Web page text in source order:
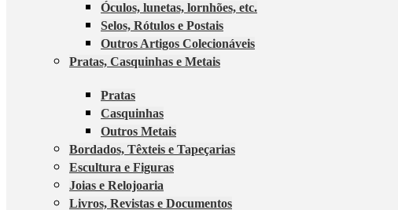
Óculos, lunetas, lornhões, etc.
Selos, Rótulos e Postais
Outros Artigos Colecionáveis
Pratas, Casquinhas e Metais
Pratas
Casquinhas
Outros Metais
Bordados, Têxteis e Tapeçarias
Escultura e Figuras
Joias e Relojoaria
Livros, Revistas e Documentos